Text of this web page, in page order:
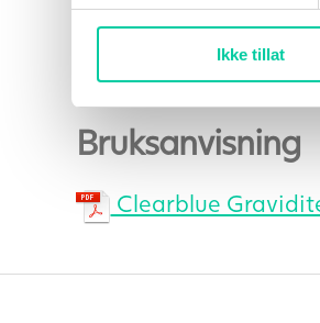
Ikke tillat
Har du spørsmål ang
Produktrådgivning
kontakte oss pr.
Bruksanvisning
Clearblue